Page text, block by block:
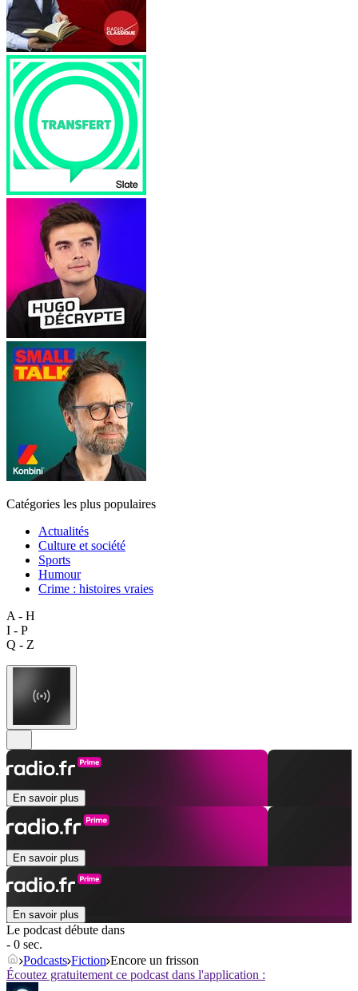
Catégories les plus populaires
Actualités
Culture et société
Sports
Humour
Crime : histoires vraies
A - H
I - P
Q - Z
En savoir plus
En savoir plus
En savoir plus
Le podcast débute dans
- 0 sec.
Podcasts Fiction Encore un frisson
Écoutez gratuitement ce podcast dans l'application :